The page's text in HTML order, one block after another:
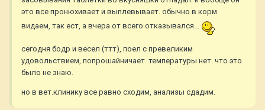
это все пронюхивает и выплевывает. обычно в корм
видаем, так ест, а вчера от всего отказывался...
сегодня бодр и весел (ттт), поел с превеликим
удовольствием, попрошайничает. температуры нет. что это
было не знаю.
но в вет.клинику все равно сходим, анализы сдадим.